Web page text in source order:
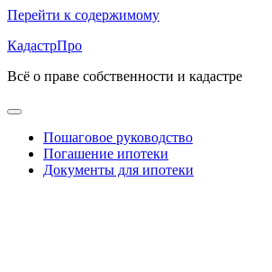
Перейти к содержимому
КадастрПро
Всё о праве собственности и кадастре
Пошаговое руководство
Погашение ипотеки
Документы для ипотеки